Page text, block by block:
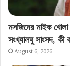
মসজিদের মাইক খোলা
সংখ্যালঘু সাংসদ, কী
August 6, 2026